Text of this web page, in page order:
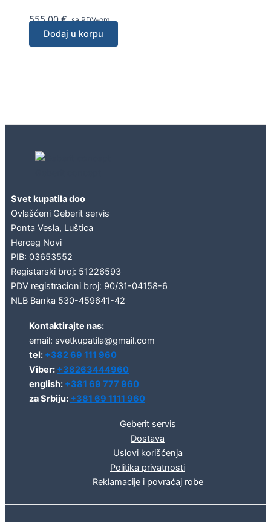
555,00€ sa PDV-om
Dodaj u korpu
Svet kupatila doo
Ovlašćeni Geberit servis
Ponta Vesla, Luštica
Herceg Novi
PIB: 03653552
Registarski broj: 51226593
PDV registracioni broj: 90/31-04158-6
NLB Banka 530-459641-42
Kontaktirajte nas:
email: svetkupatila@gmail.com
tel: +382 69 111 960
Viber: +38263444960
english: +381 69 777 960
za Srbiju: +381 69 1111 960
Geberit servis
Dostava
Uslovi korišćenja
Politika privatnosti
Reklamacije i povraćaj robe